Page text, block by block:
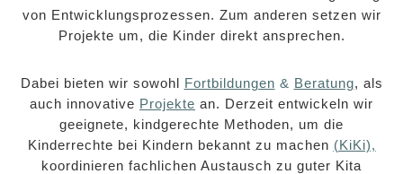
von Entwicklungsprozessen. Zum anderen setzen wir
Projekte um, die Kinder direkt ansprechen.
Dabei bieten wir sowohl Fortbildungen & Beratung, als
auch innovative Projekte an. Derzeit entwickeln wir
geeignete, kindgerechte Methoden, um die
Kinderrechte bei Kindern bekannt zu machen (KiKi),
koordinieren fachlichen Austausch zu guter Kita